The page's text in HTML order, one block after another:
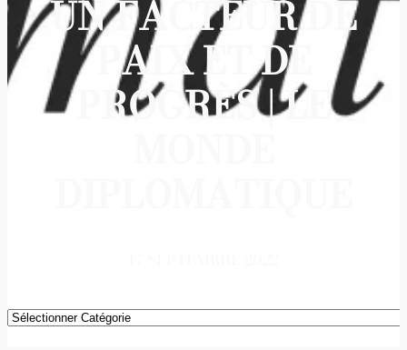
UN FACTEUR DE
PAIX ET DE
PROGRÈS | LE
Catégories